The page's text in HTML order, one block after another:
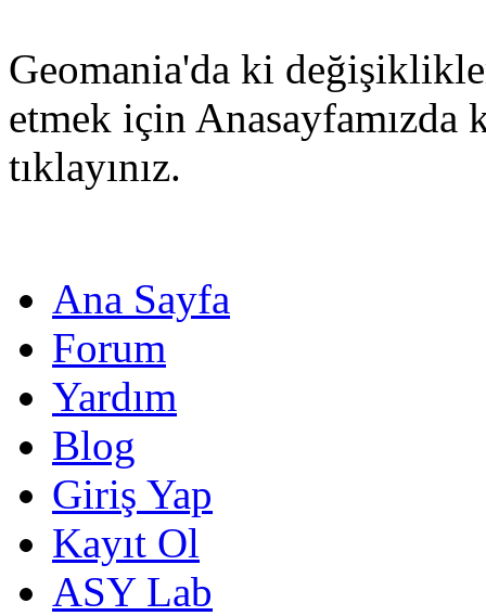
Geomania'da ki
etmek için
tıklayınız.
Ana Sayfa
Forum
Yardım
Blog
Giriş Yap
Kayıt Ol
ASY Lab